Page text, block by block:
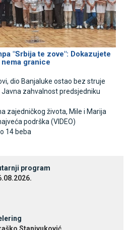
"Srbija te zove": Dokazujete
granice
dio Banjaluke ostao bez struje
Јavna zahvalnost predsjedniku
zajedničkog života, Mile i Marija
podrška (VIDEO)
14 beba
program